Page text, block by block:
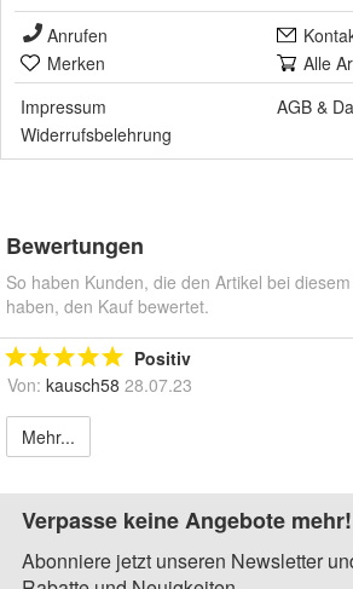
Anrufen
Merken
Alle
Impressum
AGB &
Widerrufsbelehrung
Bewertungen
So haben Kunden, die den Artikel bei
haben, den Kauf bewertet.
Positiv
Von: kausch58 28.07.23
Mehr...
Verpasse keine Angebote mehr!
Abonniere jetzt unseren Newsletter